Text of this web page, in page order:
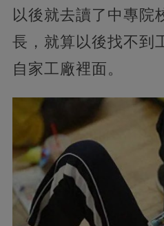
以後就去讀了中專院
長，就算以後找不到
自家工廠裡面。